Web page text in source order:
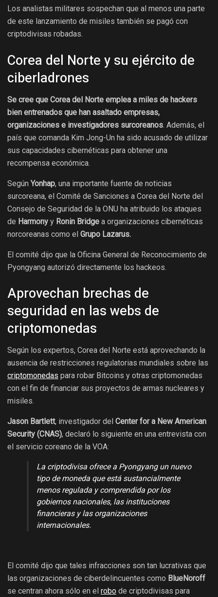
Los analistas militares sospechan que al menos una parte
de este lanzamiento de misiles también se pagó con
criptodivisas robadas.
Corea del Norte y su ejército de
ciberladrones
Se cree que Corea del Norte emplea a miles de hackers
bien entrenados que han asaltado empresas,
organizaciones e investigadores surcoreanos. Además, el
país que comanda Kim Jong-Un ha sido acusado de utilizar
sus capacidades cibernéticas para obtener una
recompensa económica.
SegúnYonhap, una importante fuente de noticias
surcoreana, el Comité de Sanciones a Corea del Norte del
Consejo de Seguridad de la ONU ha atribuido los ataques
de Harmony y Ronin Bridge a organizaciones cibernéticas
norcoreanas como el Grupo Lazarus.
El comité dijo que la Oficina General de Reconocimiento de
Pyongyang autorizó directamente los hackeos.
Aprovechan brechas de
seguridad en las webs de
criptomonedas
Según los expertos, Corea del Norte está aprovechando la
ausencia de restricciones regulatorias mundiales sobre las
criptomonedas para robar Bitcoins y otras criptomonedas
con el fin de financiar sus proyectos de armas nucleares y
misiles.
Jason Bartlett, investigador del Center for a New American
Security (CNAS), declaró lo siguiente en una entrevista con
el servicio coreano de la VOA:
La criptodivisa ofrece a Pyongyang un nuevo
tipo de moneda que está sustancialmente
menos regulada y comprendida por los
gobiernos nacionales, las instituciones
financieras y las organizaciones
internacionales.
El comité dijo que tales infracciones son tan lucrativas que
las organizaciones de ciberdelincuentes como BlueNoroff
se centran ahora sólo en el robo de criptodivisas para